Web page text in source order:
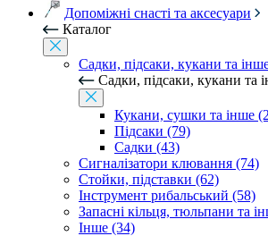
Допоміжні снасті та аксесуари
Каталог
Садки, підсаки, кукани та
Садки, підсаки, кукани та
Кукани, сушки та інше
Підсаки (79)
Садки (43)
Сигналізатори клювання (74)
Стойки, підставки (62)
Інструмент рибальський (58)
Запасні кільця, тюльпани та
Інше (34)